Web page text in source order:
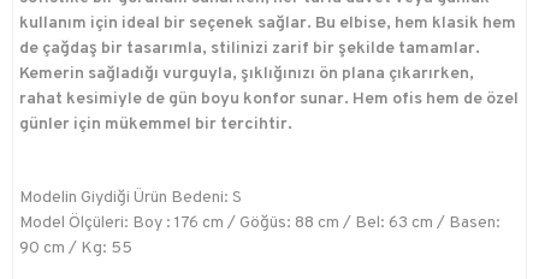
kullanım için ideal bir seçenek sağlar. Bu elbise, hem klasik hem
de çağdaş bir tasarımla, stilinizi zarif bir şekilde tamamlar.
Kemerin sağladığı vurguyla, şıklığınızı ön plana çıkarırken,
rahat kesimiyle de gün boyu konfor sunar. Hem ofis hem de özel
günler için mükemmel bir tercihtir.
Modelin Giydiği Ürün Bedeni: S
Model Ölçüleri: Boy : 176 cm / Göğüs: 88 cm / Bel: 63 cm / Basen:
90 cm / Kg: 55